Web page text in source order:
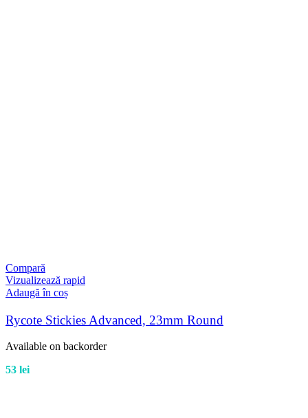
Compară
Vizualizează rapid
Adaugă în coș
Rycote Stickies Advanced, 23mm Round
Available on backorder
53 lei